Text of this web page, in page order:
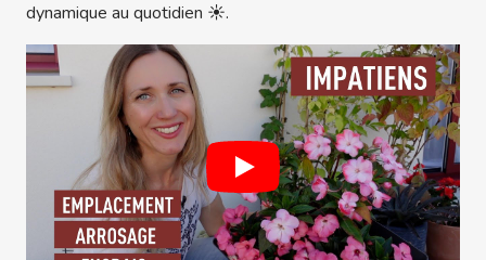
dynamique au quotidien ☀️.